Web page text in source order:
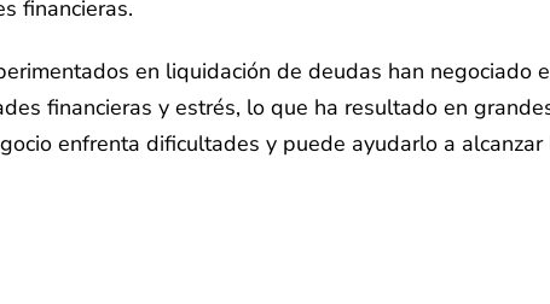
financieras.
en liquidación de deudas han
financieras y estrés, lo que ha resultado en
enfrenta dificultades y puede ayudarlo a